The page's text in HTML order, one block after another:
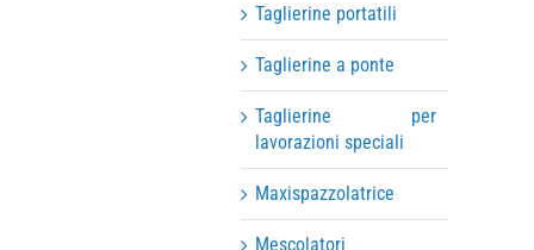
Taglierine portatili
Taglierine a ponte
Taglierine per
lavorazioni speciali
Maxispazzolatrice
Mescolatori